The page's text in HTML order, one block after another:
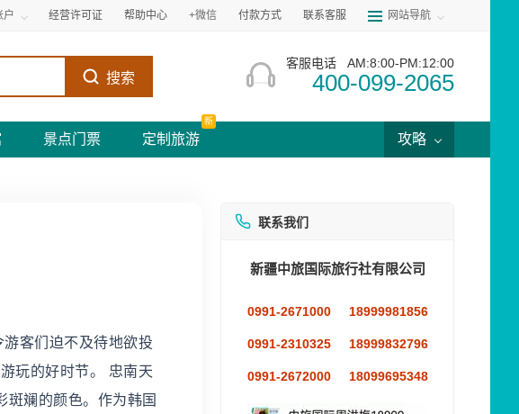
户 经营许可证 帮助中心 +微信 付款方式 联系客服 网站导航
搜索
客服电话 AM:8:00-PM:12:00
400-099-2065
景点门票 定制旅游
新
攻略
客们迫不及待地欲投
玩的好时节。 忠南天
斑斓的颜色。作为韩国
联系我们
新疆中旅国际旅行社有限公司
0991-2671000 18999981856
0991-2310325 18999832796
0991-2672000 18099695348